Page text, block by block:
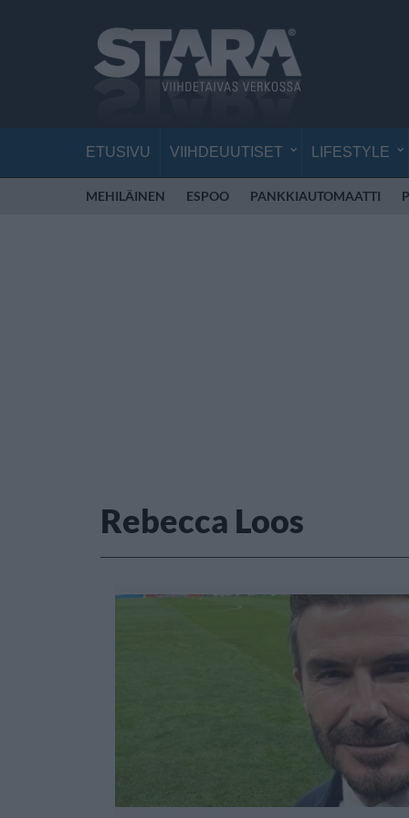
ETUSIVU VIIHDEUUTISET LIFESTYLE
MEHILÄINEN ESPOO PANKKIAUTOMAATTI
Rebecca Loos